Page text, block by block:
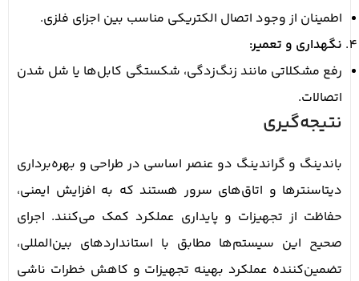
اطمینان از وجود اتصال الکتریکی مناسب بین اجزای فلزی.
نگهداری و تعمیر:
رفع مشکلاتی مانند زنگ‌زدگی، شکستگی کابل‌ها یا شل شدن
اتصالات.
نتیجه‌گیری
باندینگ و گراندینگ دو عنصر اساسی در طراحی و بهره‌برداری
دیتاسنترها و اتاق‌های سرور هستند که به افزایش ایمنی،
حفاظت از تجهیزات و پایداری عملکرد کمک می‌کنند. اجرای
صحیح این سیستم‌ها مطابق با استانداردهای بین‌المللی،
تضمین‌کننده عملکرد بهینه تجهیزات و کاهش خطرات ناشی